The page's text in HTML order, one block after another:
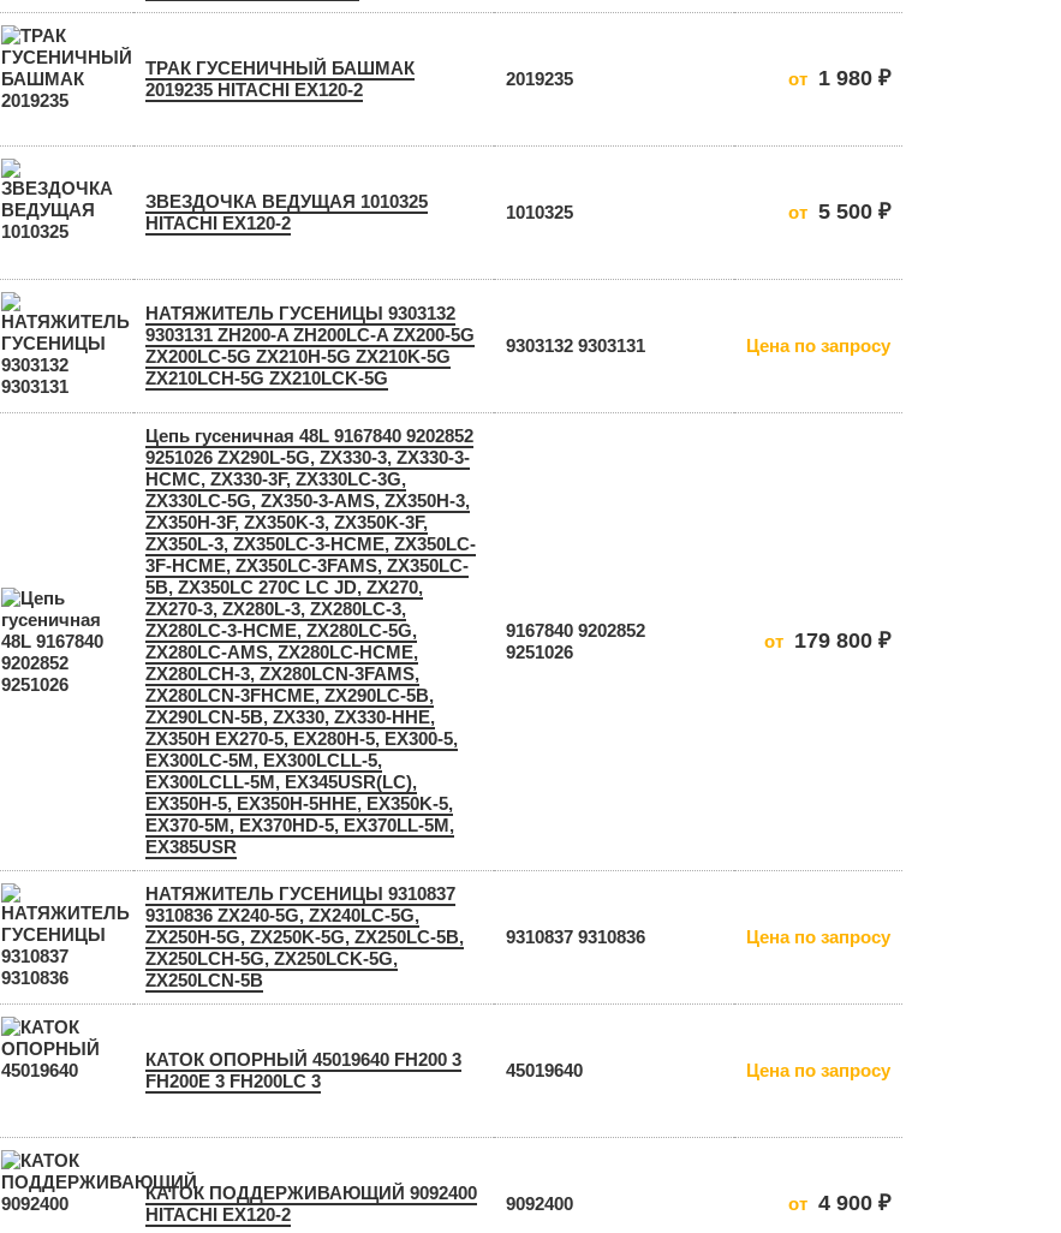
ТРАК ГУСЕНИЧНЫЙ БАШМАК
2019235 HITACHI EX120-2
2019235 от 1 980 ₽
ЗВЕЗДОЧКА ВЕДУЩАЯ 1010325
HITACHI EX120-2
1010325 от 5 500 ₽
НАТЯЖИТЕЛЬ ГУСЕНИЦЫ 9303132
9303131 ZH200-A ZH200LC-A ZX200-5G
ZX200LC-5G ZX210H-5G ZX210K-5G
ZX210LCH-5G ZX210LCK-5G
9303132 9303131 Цена по запросу
Цепь гусеничная 48L 9167840 9202852
9251026 ZX290L-5G, ZX330-3, ZX330-3-
HCMC, ZX330-3F, ZX330LC-3G,
ZX330LC-5G, ZX350-3-AMS, ZX350H-3,
ZX350H-3F, ZX350K-3, ZX350K-3F,
ZX350L-3, ZX350LC-3-HCME, ZX350LC-
3F-HCME, ZX350LC-3FAMS, ZX350LC-
5B, ZX350LC 270C LC JD, ZX270,
ZX270-3, ZX280L-3, ZX280LC-3,
ZX280LC-3-HCME, ZX280LC-5G,
ZX280LC-AMS, ZX280LC-HCME,
ZX280LCH-3, ZX280LCN-3FAMS,
ZX280LCN-3FHCME, ZX290LC-5B,
ZX290LCN-5B, ZX330, ZX330-HHE,
ZX350H EX270-5, EX280H-5, EX300-5,
EX300LC-5M, EX300LCLL-5,
EX300LCLL-5M, EX345USR(LC),
EX350H-5, EX350H-5HHE, EX350K-5,
EX370-5M, EX370HD-5, EX370LL-5M,
EX385USR
9167840 9202852
9251026
от 179 800 ₽
НАТЯЖИТЕЛЬ ГУСЕНИЦЫ 9310837
9310836 ZX240-5G, ZX240LC-5G,
ZX250H-5G, ZX250K-5G, ZX250LC-5B,
ZX250LCH-5G, ZX250LCK-5G,
ZX250LCN-5B
9310837 9310836 Цена по запросу
КАТОК ОПОРНЫЙ 45019640 FH200 3
FH200E 3 FH200LC 3
45019640 Цена по запросу
КАТОК ПОДДЕРЖИВАЮЩИЙ 9092400
HITACHI EX120-2
9092400 от 4 900 ₽